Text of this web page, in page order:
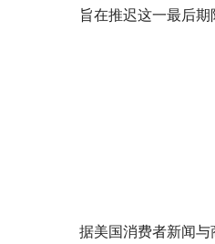
旨在推迟这一最后期
据美国消费者新闻